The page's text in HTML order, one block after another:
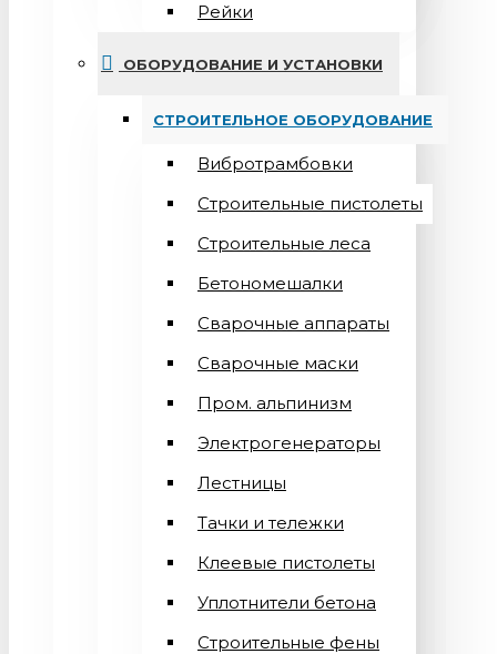
Рейки
ОБОРУДОВАНИЕ И УСТАНОВКИ
СТРОИТЕЛЬНОЕ ОБОРУДОВАНИЕ
Вибротрамбовки
Строительные пистолеты
Строительные леса
Бетономешалки
Сварочные аппараты
Cварочные маски
Пром. альпинизм
Электрогенераторы
Лестницы
Тачки и тележки
Клеевые пистолеты
Уплотнители бетона
Строительные фены